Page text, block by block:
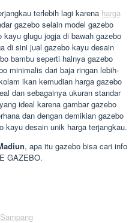
terlebih lagi karena harga
gazebo selain model gazebo
glugu jogja di bawah gazebo
di sini jual gazebo kayu desain
bambu seperti halnya gazebo
minimalis dari baja ringan lebih-
ikan kemudian harga gazebo
dan sebagainya ukuran standar
ideal karena gambar gazebo
dan dengan demikian gazebo
kayu desain unik harga terjangkau.
, apa itu gazebo bisa cari info
GAZEBO.